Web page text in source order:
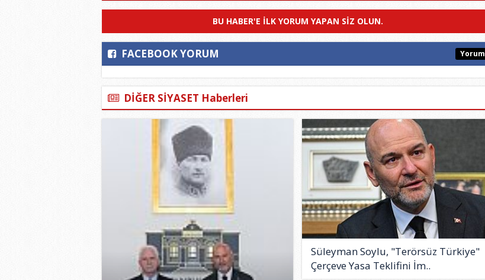
BU HABER'E ILK YORUM YAPAN SIZ OLUN.
FACEBOOK YORUM Yorum
DİĞER SİYASET Haberleri
Süleyman Soylu, "Terörsüz Türkiye"
Çerçeve Yasa Teklifini İm..